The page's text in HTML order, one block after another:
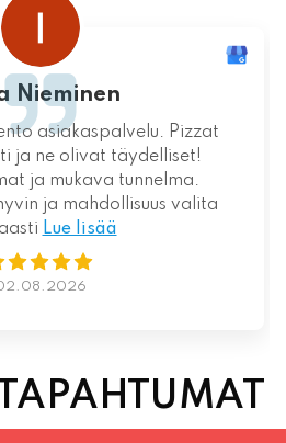
Nieminen
asiakaspalvelu. Pizzat
ja ne olivat täydelliset!
ja mukava tunnelma.
ja mahdollisuus valita
Lue lisää